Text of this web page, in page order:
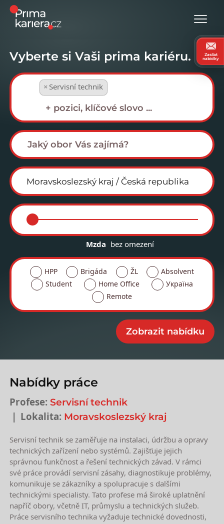
Vyberte si Vaši prima kariéru.
× Servisní technik
Mzda bez omezení
HPP Brigáda ŽL
Absolvent
Student
Home Office
Україна
Remote
Nabídky práce
Profese: Servisní technik
Lokalita: Moravskoslezský kraj
Servisní technik se zaměřuje na instalaci, údržbu a opravy
technických zařízení nebo systémů. Zajišťuje jejich
správnou funkčnost a řešení technických závad. V rámci
své práce provádí servisní zásahy, diagnostikuje problémy,
komunikuje se zákazníky a spolupracuje s dalšími
technickými specialisty. Tato profese má široké uplatnění
napříč obory, včetně IT, průmyslu a technických služeb.
Práce servisního technika vyžaduje technické dovednosti,
Zasílat
nabídky